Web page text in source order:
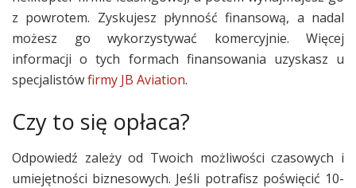
z powrotem. Zyskujesz płynność finansową, a nadal
możesz go wykorzystywać komercyjnie. Więcej
informacji o tych formach finansowania uzyskasz u
specjalistówfirmy JB Aviation.
Czy to się opłaca?
Odpowiedź zależy od Twoich możliwości czasowych i
umiejętności biznesowych. Jeśli potrafisz poświęcić 10-